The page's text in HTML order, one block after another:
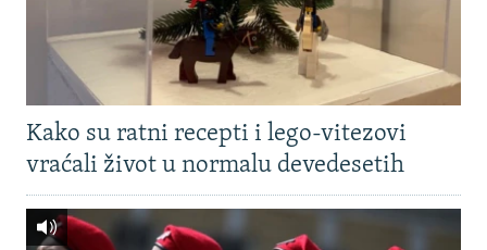
Kako su ratni recepti i lego-vitezovi
vraćali život u normalu devedesetih